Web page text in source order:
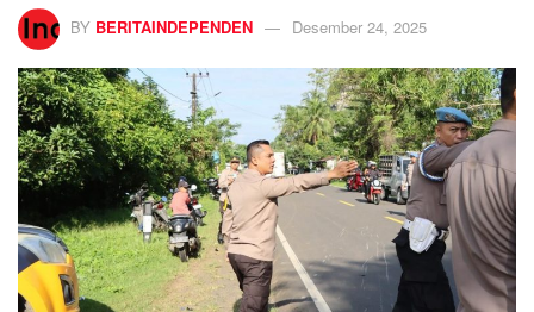
BY BERITAINDEPENDEN Desember 24, 2025